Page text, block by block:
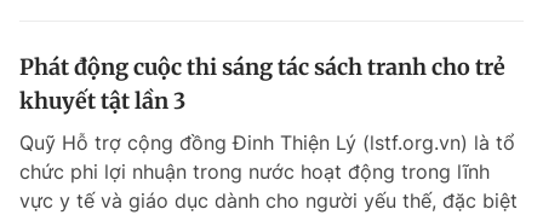
Phát động cuộc thi sáng tác sách tranh cho trẻ
khuyết tật lần 3
Quỹ Hỗ trợ cộng đồng Đinh Thiện Lý (lstf.org.vn) là tổ
chức phi lợi nhuận trong nước hoạt động trong lĩnh
vực y tế và giáo dục dành cho người yếu thế, đặc biệt